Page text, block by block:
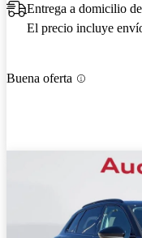
Entrega a domicilio
El precio incluye
Buena oferta